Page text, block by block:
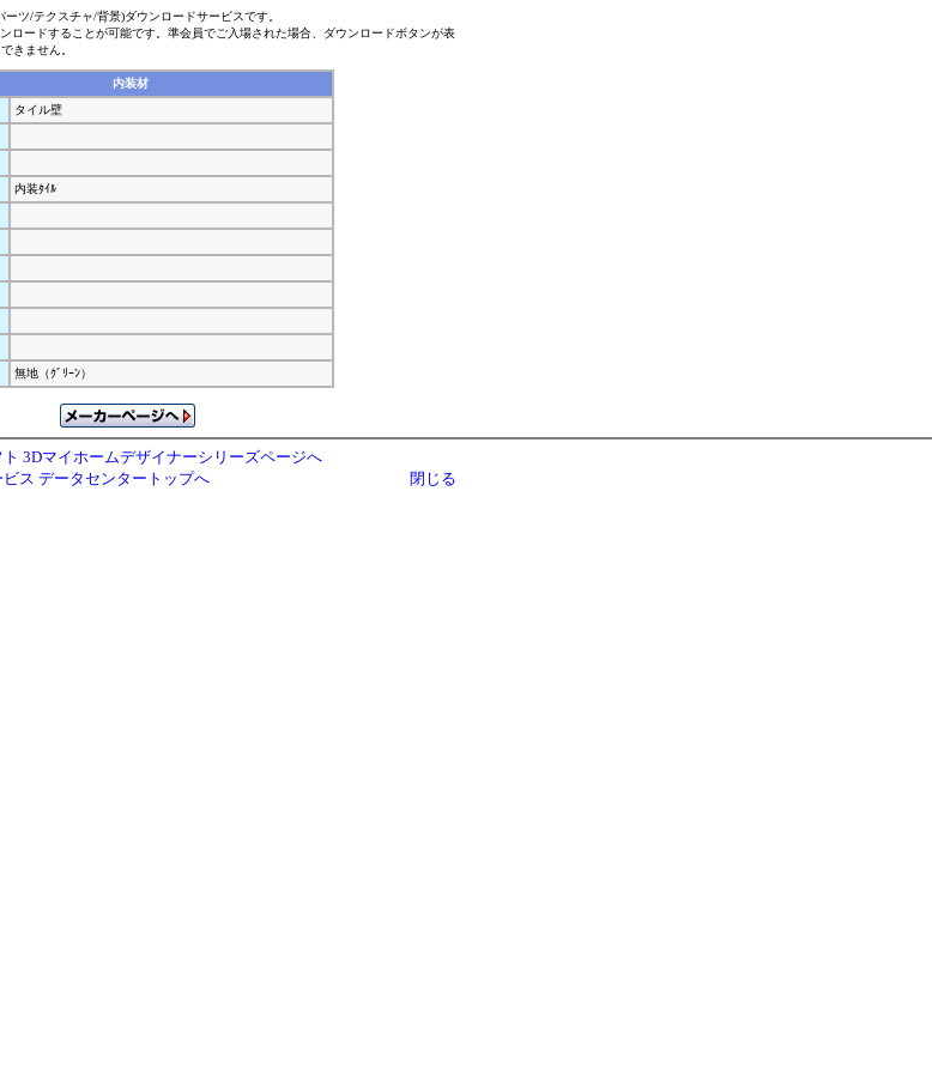
ツ/テクスチャ/背景)ダウンロードサービスです。
ロードすることが可能です。準会員でご入場された場合、ダウンロードボタンが表
きません。
内装材
タイル壁
内装ﾀｲﾙ
無地（ｸﾞﾘｰﾝ）
3Dマイホームデザイナーシリーズページへ
ス データセンタートップへ
閉じる